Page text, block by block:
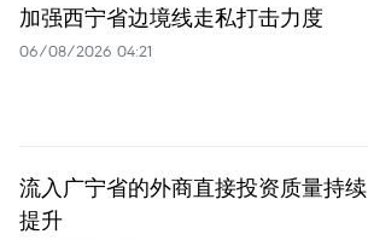
加强西宁省边境线走私打击力度
06/08/2026 04:21
流入广宁省的外商直接投资质量持续
提升